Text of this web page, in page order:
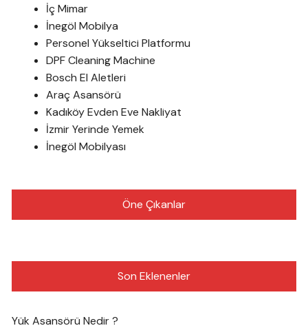
İç Mimar
İnegöl Mobilya
Personel Yükseltici Platformu
DPF Cleaning Machine
Bosch El Aletleri
Araç Asansörü
Kadıköy Evden Eve Nakliyat
İzmir Yerinde Yemek
İnegöl Mobilyası
Öne Çıkanlar
Son Eklenenler
Yük Asansörü Nedir ?